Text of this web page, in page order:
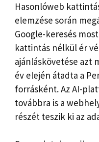
Hasonlóweb
elemzése során
Google-keresés
kattintás nélkül ér
ajánláskövetése azt
év elején átadta a
forrásként. Az AI-
továbbra is a
részét teszik ki az